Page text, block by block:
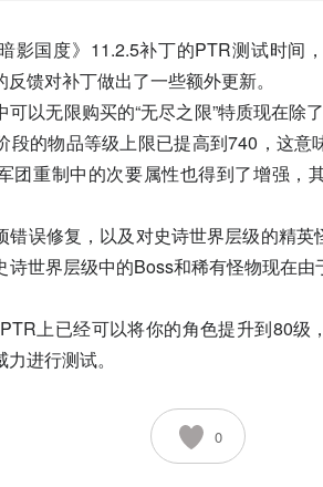
影国度》11.2.5补丁的PTR测试时间
馈对补丁做出了一些额外更新。
可以无限购买的“无尽之限”特质现在除
段的物品等级上限已提高到740，这意
团重制中的次要属性也得到了增强，
错误修复，以及对史诗世界层级的精
诗世界层级中的Boss和稀有怪物现在
上已经可以将你的角色提升到80级
进行测试。
0